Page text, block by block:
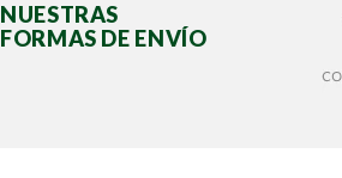
NUESTRAS
FORMAS DE ENVÍO